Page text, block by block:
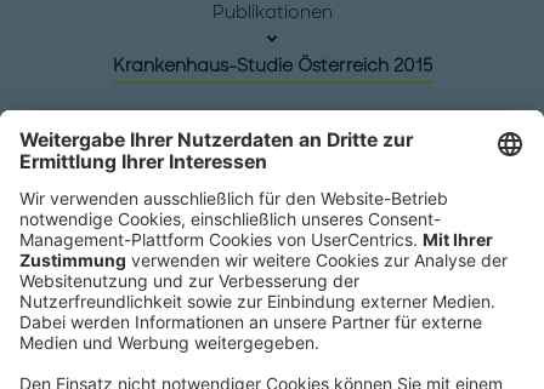
Publikationen
Krankenhaus-Studie Österreich 2015
Hauptsitz
Roland Berger GmbH
Sederanger 1
80538 München
Deutschland